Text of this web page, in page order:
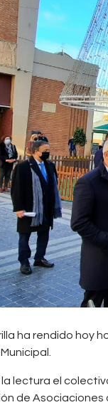
ha rendido hoy
lectura el
de Asociaciones